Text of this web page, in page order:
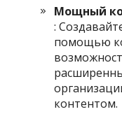
Мощный
:
помощью
контентом.